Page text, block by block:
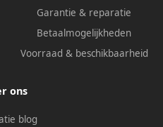
Garantie & reparatie
Betaalmogelijkheden
Voorraad & beschikbaarheid
ons
blog